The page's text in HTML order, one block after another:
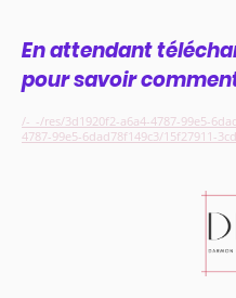
En attendant
pour savoir
/-_-/res/3d1920f2-a6a4-4787-99e5-
4787-99e5-6dad78f149c3/15f27911-